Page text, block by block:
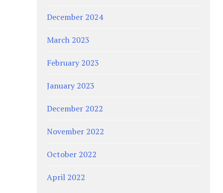
December 2024
March 2023
February 2023
January 2023
December 2022
November 2022
October 2022
April 2022